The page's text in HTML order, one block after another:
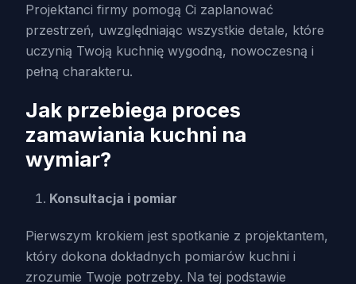
Projektanci firmy pomogą Ci zaplanować
przestrzeń, uwzględniając wszystkie detale, które
uczynią Twoją kuchnię wygodną, nowoczesną i
pełną charakteru.
Jak przebiega proces
zamawiania kuchni na
wymiar?
Konsultacja i pomiar
Pierwszym krokiem jest spotkanie z projektantem,
który dokona dokładnych pomiarów kuchni i
zrozumie Twoje potrzeby. Na tej podstawie